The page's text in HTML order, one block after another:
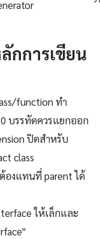
กการเขียน
function ทำ
บรรทัดควรแยกออก
ปิดสำหรับ
class
องแทนที่ parent ได้
ให้เล็กและ